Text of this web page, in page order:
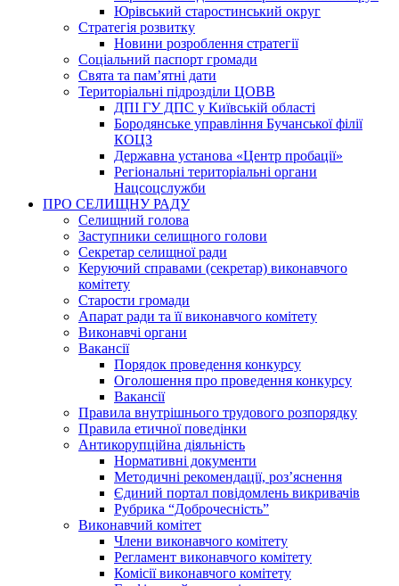
Юрівський старостинський округ
Стратегія розвитку
Новини розроблення стратегії
Соціальний паспорт громади
Свята та пам’ятні дати
Територіальні підрозділи ЦОВВ
ДПІ ГУ ДПС у Київській області
Бородянське управління Бучанської філії
КОЦЗ
Державна установа «Центр пробації»
Регіональні територіальні органи
Нацсоцслужби
ПРО СЕЛИЩНУ РАДУ
Селищний голова
Заступники селищного голови
Секретар селищної ради
Керуючий справами (секретар) виконавчого
комітету
Старости громади
Апарат ради та її виконавчого комітету
Виконавчі органи
Вакансії
Порядок проведення конкурсу
Оголошення про проведення конкурсу
Вакансії
Правила внутрішнього трудового розпорядку
Правила етичної поведінки
Антикорупційна діяльність
Нормативні документи
Методичні рекомендації, роз’яснення
Єдиний портал повідомлень викривачів
Рубрика “Доброчесність”
Виконавчий комітет
Члени виконавчого комітету
Регламент виконавчого комітету
Комісії виконавчого комітету